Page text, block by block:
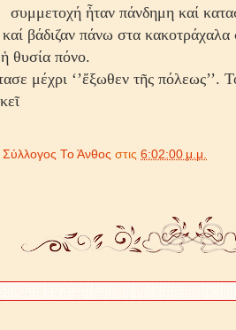
συμμετοχή ἦταν πάνδημη καί
βάδιζαν πάνω στα
θυσία πόνο.
μέχρι ‘’ἔξωθεν τῆς πόλεως’’.
Σύλλογος Το Άνθος στις 6:02:00 μ.μ.